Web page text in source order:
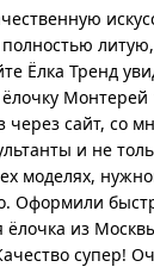
Ёлка Тренд
Монтерей
через сайт, со
и не
моделях,
Оформили
ёлочка из
супер!